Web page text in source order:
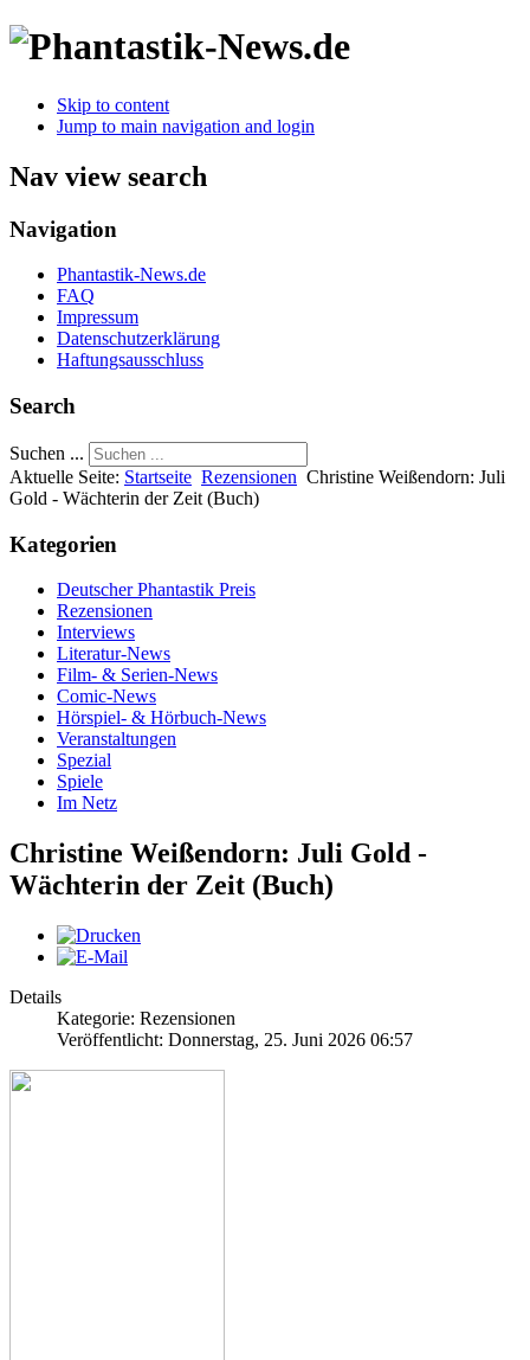
Skip to content
Jump to main navigation and login
Nav view search
Navigation
Phantastik-News.de
FAQ
Impressum
Datenschutzerklärung
Haftungsausschluss
Search
Suchen ...
Aktuelle Seite: Startseite Rezensionen Christine Weißendorn: Juli
Gold - Wächterin der Zeit (Buch)
Kategorien
Deutscher Phantastik Preis
Rezensionen
Interviews
Literatur-News
Film- & Serien-News
Comic-News
Hörspiel- & Hörbuch-News
Veranstaltungen
Spezial
Spiele
Im Netz
Christine Weißendorn: Juli Gold -
Wächterin der Zeit (Buch)
Details
Kategorie: Rezensionen
Veröffentlicht: Donnerstag, 25. Juni 2026 06:57